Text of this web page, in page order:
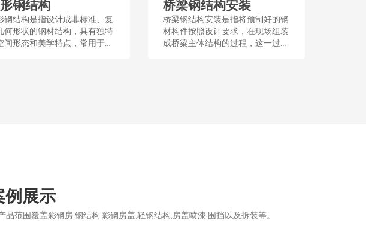
钢结构
钢结构是指设计成非标准、复
何形状的钢材结构，具有独特
间形态和美学特点，常用于建
桥梁钢结构安装
桥梁钢结构安装是指将预制好的钢
材构件按照设计要求，在现场组装
成桥梁主体结构的过程，这一过程
例展示
范围覆盖彩钢房,钢结构,彩钢房盖,轻钢结构,房盖喷漆,围挡以及拆装等。